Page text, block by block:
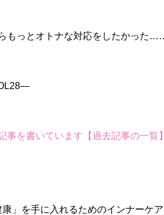
もっとオトナな対応をしたかった
を書いています【過去記事の一覧】
康」を手に入れるためのインナーケ